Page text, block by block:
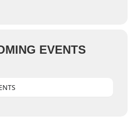
EVENTS